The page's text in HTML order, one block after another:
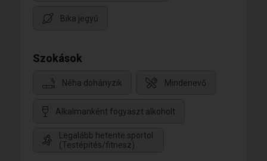
Bika jegyű
Szokások
Néha dohányzik Mindenevő
Alkalmanként fogyaszt alkoholt
Legalább hetente sportol
(Testépítés/fitnesz)